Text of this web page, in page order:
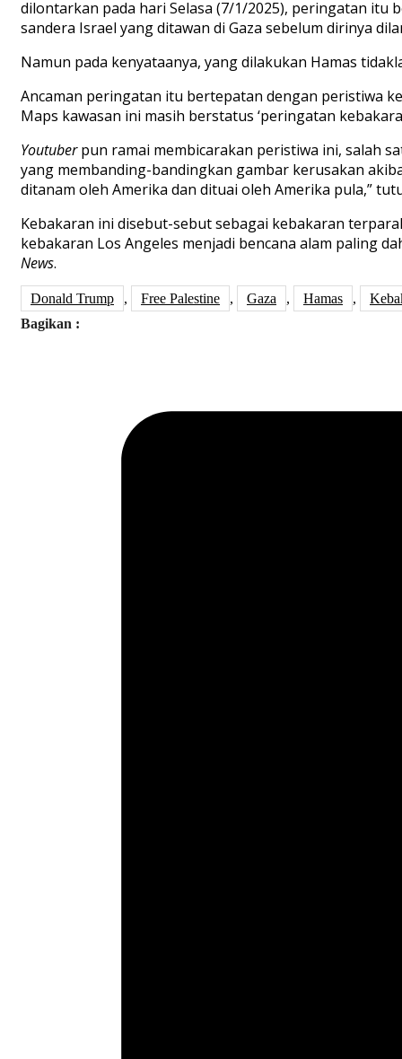
dilontarkan pada hari Selasa (7/1/2025), peringatan itu
sandera Israel yang ditawan di Gaza sebelum dirinya
Namun pada kenyataanya, yang dilakukan Hamas
Ancaman peringatan itu bertepatan dengan peristiwa
Maps kawasan ini masih berstatus ‘peringatan
Youtuberpun ramai membicarakan peristiwa ini, salah
yang membanding-bandingkan gambar kerusakan
ditanam oleh Amerika dan dituai oleh Amerika pula,”
Kebakaran ini disebut-sebut sebagai kebakaran
kebakaran Los Angeles menjadi bencana alam paling
News.
Donald Trump , Free Palestine , Gaza , Hamas ,
Bagikan :